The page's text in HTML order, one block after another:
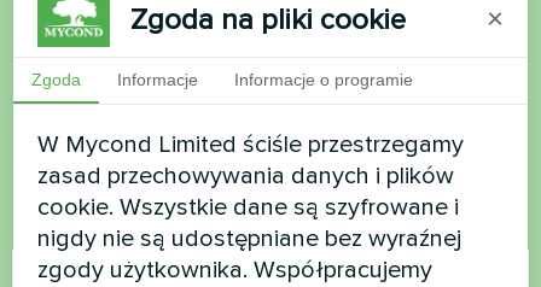
Chcesz kupić lub masz
pytania?
Skontaktuj się z nami, a pomożemy Ci
Nazwa
Zgoda na pliki cookie ×
Zgoda Informacje Informacje o programie
W Mycond Limited ściśle przestrzegamy
zasad przechowywania danych i plików
cookie. Wszystkie dane są szyfrowane i
nigdy nie są udostępniane bez wyraźnej
zgody użytkownika. Współpracujemy